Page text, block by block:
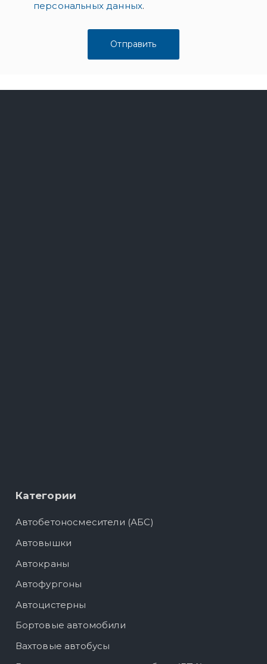
персональных данных.
Категории
Автобетоносмесители (АБС)
Автовышки
Автокраны
Автофургоны
Автоцистерны
Бортовые автомобили
Вахтовые автобусы